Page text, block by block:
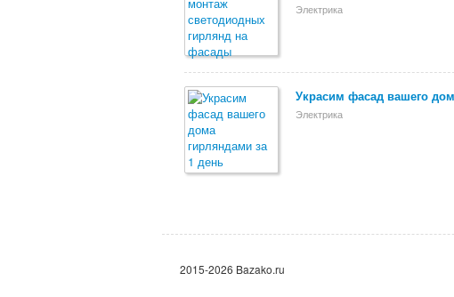
Электрика
Украсим фасад вашего
Электрика
2015-2026 Bazako.ru